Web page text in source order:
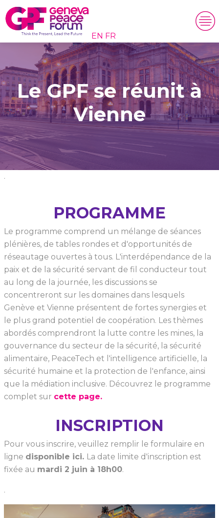
EN FR
Le GPF se réunit à
Vienne
.
PROGRAMME
Le programme comprend un mélange de séances
plénières, de tables rondes et d'opportunités de
réseautage ouvertes à tous. L'interdépendance de la
paix et de la sécurité servant de fil conducteur tout
au long de la journée, les discussions se
concentreront sur les domaines dans lesquels
Genève et Vienne présentent de fortes synergies et
le plus grand potentiel de coopération. Les thèmes
abordés comprendront la lutte contre les mines, la
gouvernance du secteur de la sécurité, la sécurité
alimentaire, PeaceTech et l'intelligence artificielle, la
sécurité humaine et la protection de l'enfance, ainsi
que la médiation inclusive. Découvrez le programme
complet sur cette page.
INSCRIPTION
Pour vous inscrire, veuillez remplir le formulaire en
ligne disponible ici. La date limite d'inscription est
fixée au mardi 2 juin à 18h00.
.